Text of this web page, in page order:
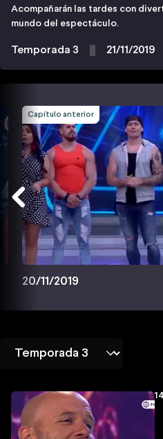
Acompañarán las tardes con
mundo del espectáculo.
Temporada 3 21/11/2019
Capítulo anterior
20/11/2019